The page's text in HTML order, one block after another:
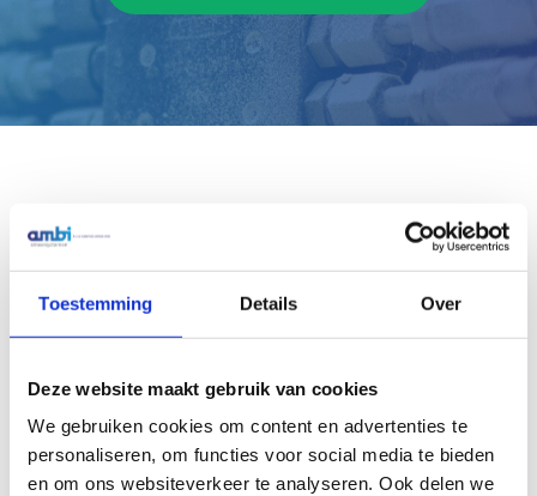
Toestemming Details Over
Deze website maakt gebruik van cookies
We gebruiken cookies om content en advertenties te
personaliseren, om functies voor social media te bieden
en om ons websiteverkeer te analyseren. Ook delen we